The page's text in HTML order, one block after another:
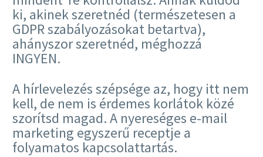
ki, akinek szeretnéd (természetesen a
GDPR szabályozásokat betartva),
ahányszor szeretnéd, méghozzá
INGYEN.
A hírlevelezés szépsége az, hogy itt nem
kell, de nem is érdemes korlátok közé
szorítsd magad. A nyereséges e-mail
marketing egyszerű receptje a
folyamatos kapcsolattartás.